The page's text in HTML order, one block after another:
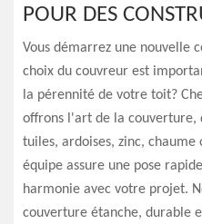
POUR DES
Vous démarrez une nouvelle
choix du couvreur est
la pérennité de votre toit?
offrons l'art de la couverture,
tuiles, ardoises, zinc,
équipe assure une pose
harmonie avec votre projet.
couverture étanche, durable